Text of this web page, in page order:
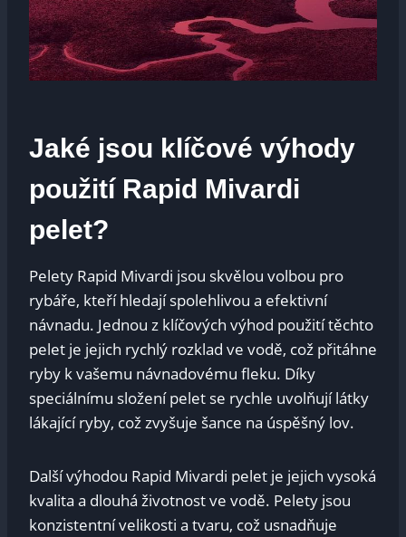
Jaké jsou ​klíčové výhody
použití Rapid Mivardi
pelet?
Pelety Rapid‍ Mivardi ⁢jsou skvělou volbou pro
rybáře,⁤ kteří hledají spolehlivou ⁢a efektivní
návnadu. Jednou z klíčových výhod ​použití těchto
pelet ⁢je jejich rychlý rozklad ve vodě, což‌ přitáhne⁣
ryby‌ k vašemu návnadovému fleku. Díky
speciálnímu složení pelet se rychle uvolňují‍ látky⁤
lákající ryby, což zvyšuje šance na úspěšný lov.
Další výhodou Rapid ‍Mivardi pelet je⁣ jejich vysoká
kvalita a dlouhá​ životnost⁢ ve​ vodě. Pelety jsou
konzistentní velikosti a⁤ tvaru,⁣ což usnadňuje